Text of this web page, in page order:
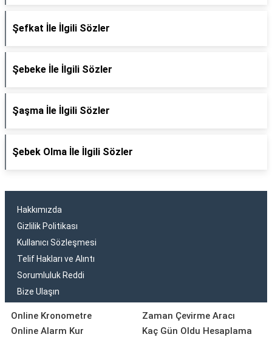
Şefkat İle İlgili Sözler
Şebeke İle İlgili Sözler
Şaşma İle İlgili Sözler
Şebek Olma İle İlgili Sözler
Hakkımızda
Gizlilik Politikası
Kullanıcı Sözleşmesi
Telif Hakları ve Alıntı
Sorumluluk Reddi
Bize Ulaşın
Online Kronometre
Online Alarm Kur
Zaman Çevirme Aracı
Kaç Gün Oldu Hesaplama